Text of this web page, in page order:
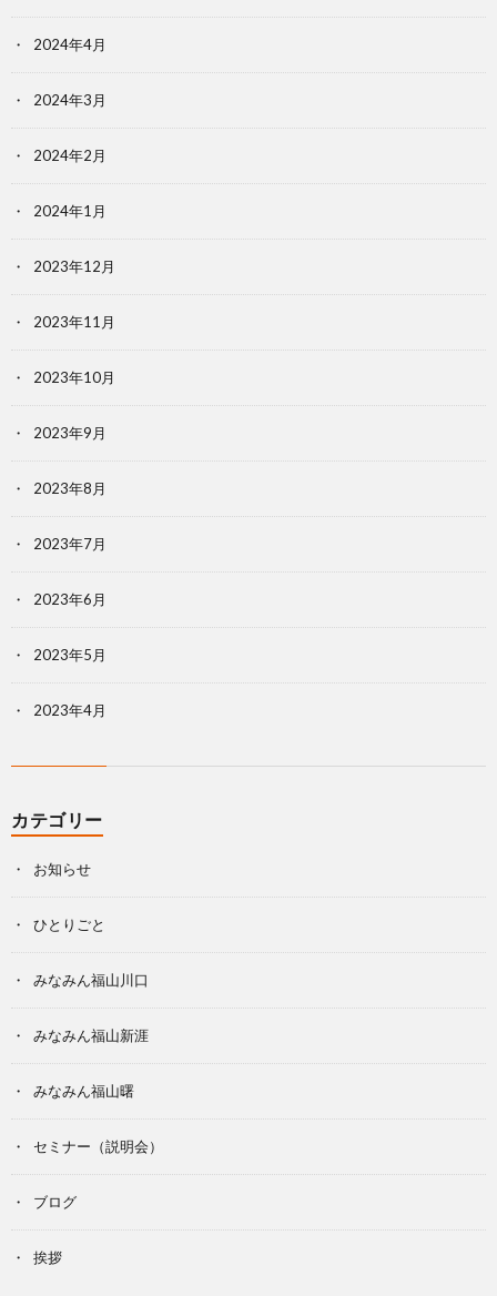
2024年4月
2024年3月
2024年2月
2024年1月
2023年12月
2023年11月
2023年10月
2023年9月
2023年8月
2023年7月
2023年6月
2023年5月
2023年4月
カテゴリー
お知らせ
ひとりごと
みなみん福山川口
みなみん福山新涯
みなみん福山曙
セミナー（説明会）
ブログ
挨拶